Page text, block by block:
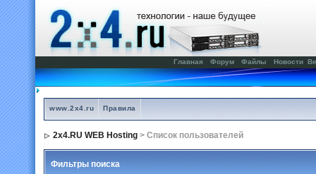
Главная Форум Файлы Новости
www.2x4.ru Правила
2x4.RU WEB Hosting > Список пользователей
Фильтры поиска